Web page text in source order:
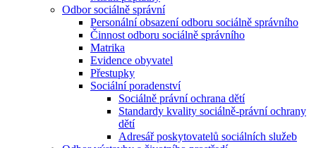
Odbor sociálně správní
Personální obsazení odboru sociálně správního
Činnost odboru sociálně správního
Matrika
Evidence obyvatel
Přestupky
Sociální poradenství
Sociálně právní ochrana dětí
Standardy kvality sociálně-právní ochrany
dětí
Adresář poskytovatelů sociálních služeb